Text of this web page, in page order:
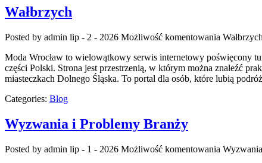
Wałbrzych
Posted by admin lip - 2 - 2026 Możliwość komentowania Wałbrzych
Moda Wrocław to wielowątkowy serwis internetowy poświęcony
części Polski. Strona jest przestrzenią, w którym można znaleźć
miasteczkach Dolnego Śląska. To portal dla osób, które lubią
Categories: Blog
Wyzwania i Problemy Branży
Posted by admin lip - 1 - 2026 Możliwość komentowania